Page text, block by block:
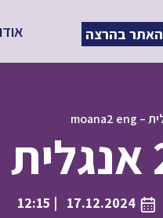
האתר בהרצה
17.12.2024
| 12:15